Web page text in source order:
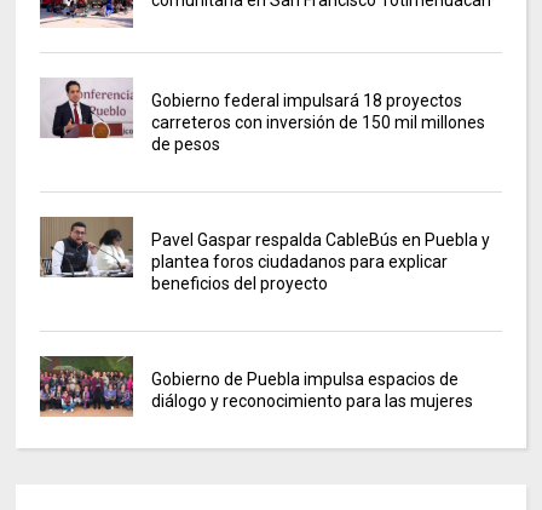
Gobierno federal impulsará 18 proyectos
carreteros con inversión de 150 mil millones
de pesos
Pavel Gaspar respalda CableBús en Puebla y
plantea foros ciudadanos para explicar
beneficios del proyecto
Gobierno de Puebla impulsa espacios de
diálogo y reconocimiento para las mujeres